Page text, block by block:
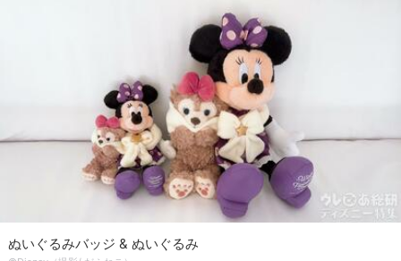
ぬいぐるみバッジ & ぬいぐるみ